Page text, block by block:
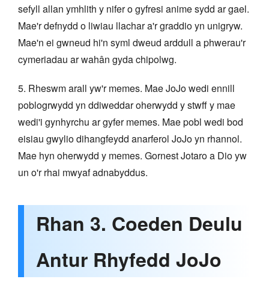
sefyll allan ymhlith y nifer o gyfresi anime sydd ar gael.
Mae'r defnydd o liwiau llachar a'r graddio yn unigryw.
Mae'n ei gwneud hi'n syml dweud arddull a phwerau'r
cymeriadau ar wahân gyda chipolwg.
5. Rheswm arall yw'r memes. Mae JoJo wedi ennill
poblogrwydd yn ddiweddar oherwydd y stwff y mae
wedi'i gynhyrchu ar gyfer memes. Mae pobl wedi bod
eisiau gwylio dihangfeydd anarferol JoJo yn rhannol.
Mae hyn oherwydd y memes. Gornest Jotaro a Dio yw
un o'r rhai mwyaf adnabyddus.
Rhan 3. Coeden Deulu
Antur Rhyfedd JoJo